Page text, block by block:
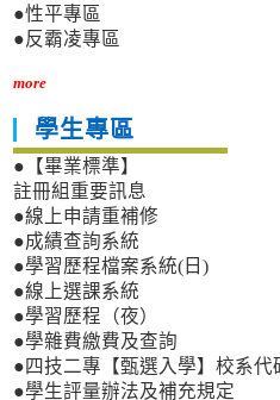
●性平專區
●反霸凌專區
more
學生專區
●【畢業標準】
註冊組重要訊息
●線上申請重補修
●成績查詢系統
●學習歷程檔案系統(日)
●線上選課系統
●學習歷程（夜）
●學雜費繳費及查詢
●四技二專【甄選入學】校系代
●學生評量辦法及補充規定